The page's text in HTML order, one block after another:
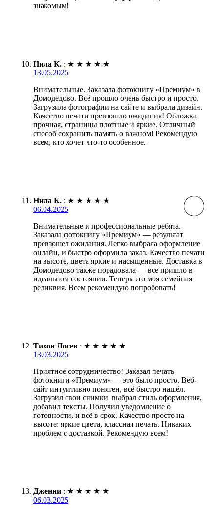
знакомым!
Нила К. : ★ ★ ★ ★ ★
13.05.2025
Внимательные. Заказала фотокнигу «Премиум» в
Домодедово. Всё прошло очень быстро и просто.
Загрузила фотографии на сайте и выбрала дизайн.
Качество печати превзошло ожидания! Обложка
прочная, страницы плотные и яркие. Отличный
способ сохранить память о важном! Рекомендую
всем, кто хочет что-то особенное.
Нила К. : ★ ★ ★ ★ ★
06.04.2025
Внимательные и профессиональные ребята.
Заказала фотокнигу «Премиум» — результат
превзошел ожидания. Легко выбрала оформление
онлайн, и быстро оформила заказ. Качество печати
на высоте, цвета яркие и насыщенные. Доставка в
Домодедово также порадовала — все пришло в
идеальном состоянии. Теперь это моя семейная
реликвия. Всем рекомендую попробовать!
Тихон Лосев : ★ ★ ★ ★ ★
13.03.2025
Приятное сотрудничество! Заказал печать
фотокниги «Премиум» — это было просто. Веб-
сайт интуитивно понятен, всё быстро нашёл.
Загрузил свои снимки, выбрал стиль оформления,
добавил тексты. Получил уведомление о
готовности, и всё в срок. Качество просто на
высоте: яркие цвета, классная печать. Никаких
проблем с доставкой. Рекомендую всем!
Дженни : ★ ★ ★ ★ ★
06.03.2025